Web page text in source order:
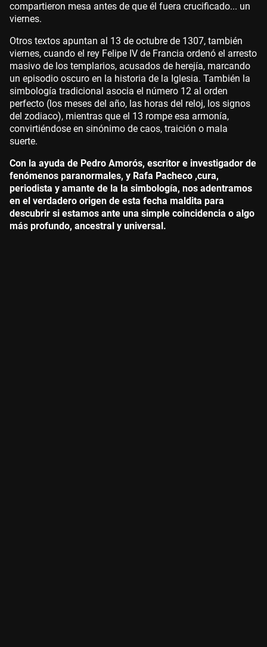
compartieron mesa antes de que él fuera crucificado... un
viernes.
Otros textos apuntan al 13 de octubre de 1307, también
viernes, cuando el rey Felipe IV de Francia ordenó el arresto
masivo de los templarios, acusados de herejía, marcando
un episodio oscuro en la historia de la Iglesia. También la
simbología tradicional asocia el número 12 al orden
perfecto (los meses del año, las horas del reloj, los signos
del zodiaco), mientras que el 13 rompe esa armonía,
convirtiéndose en sinónimo de caos, traición o mala
suerte.
Con la ayuda de Pedro Amorós, escritor e investigador de
fenómenos paranormales, y Rafa Pacheco ,cura,
periodista y amante de la la simbología, nos adentramos
en el verdadero origen de esta fecha maldita para
descubrir si estamos ante una simple coincidencia o algo
más profundo, ancestral y universal.